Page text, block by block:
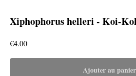
Xiphophorus helleri - Koi-
€4.00
Ajouter au panier